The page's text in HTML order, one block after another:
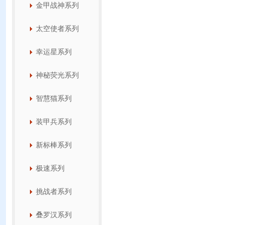
金甲战神系列
太空使者系列
幸运星系列
神秘荧光系列
智慧猫系列
装甲兵系列
新标棒系列
极速系列
挑战者系列
叠罗汉系列